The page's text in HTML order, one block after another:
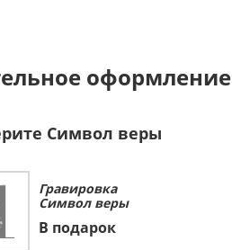
оформление
Символ веры
Гравировка
Символ веры
В подарок